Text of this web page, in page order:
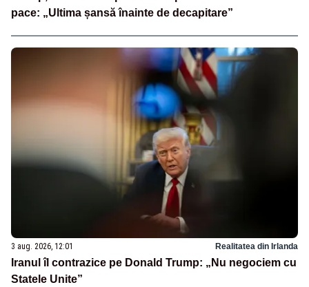
pace: „Ultima șansă înainte de decapitare”
3 aug. 2026, 12:01 Realitatea din Irlanda
Iranul îl contrazice pe Donald Trump: „Nu negociem cu
Statele Unite”